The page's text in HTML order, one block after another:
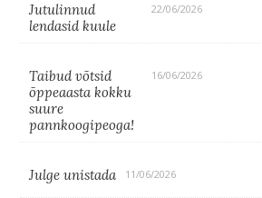
Jutulinnud
lendasid kuule
22/06/2026
Taibud võtsid
õppeaasta kokku
suure
pannkoogipeoga!
16/06/2026
Julge unistada 11/06/2026